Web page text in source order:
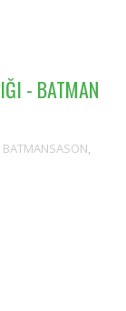
- BATMAN
BATMANSASON,